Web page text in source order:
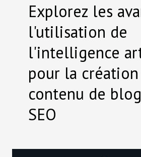
Explorez les
l'utilisation de
l'intelligence
pour la
contenu de
SEO